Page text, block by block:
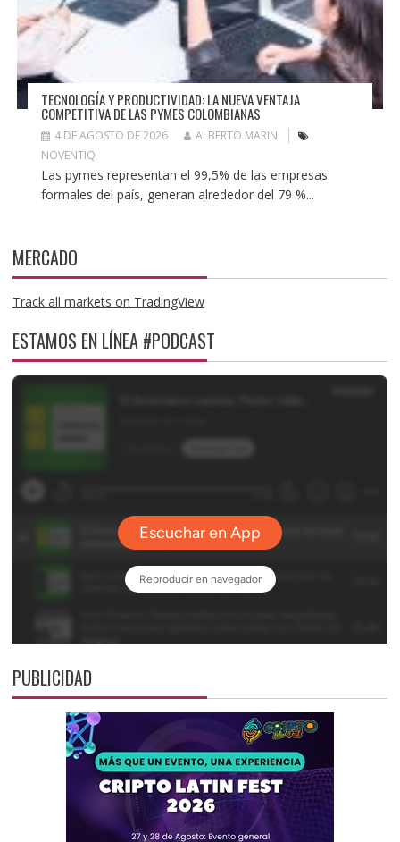
TECNOLOGÍA Y PRODUCTIVIDAD: LA NUEVA VENTAJA
COMPETITIVA DE LAS PYMES COLOMBIANAS
4 DE AGOSTO DE 2026
ALBERTO MARIN
NOVENTIQ
Las pymes representan el 99,5% de las empresas
formales del país, generan alrededor del 79 %...
MERCADO
Track all markets on TradingView
ESTAMOS EN LÍNEA #PODCAST
PUBLICIDAD